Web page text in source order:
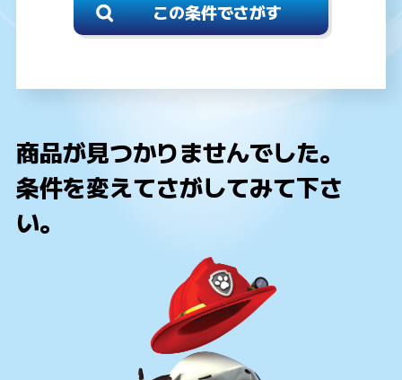
商品が見つかりませんでした。
条件を変えてさがしてみて下さ
い。